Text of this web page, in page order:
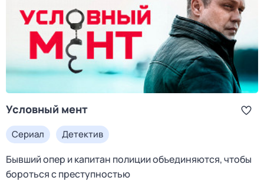
Условный мент
Сериал Детектив
Бывший опер и капитан полиции объединяются, чтобы
бороться с преступностью